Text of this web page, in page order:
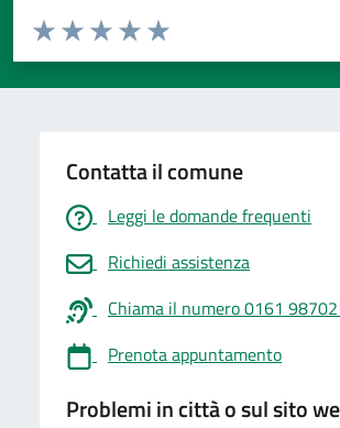
Valuta da 1 a 5 stelle la pagina
Valuta 5 stelle su 5
Valuta 4 stelle su 5
Valuta 3 stelle su 5
Valuta 2 stelle su 5
Valuta 1 stelle su 5
Contatta il comune
Leggi le domande frequenti
Richiedi assistenza
Chiama il numero 0161
Prenota appuntamento
Problemi in città o sul sito